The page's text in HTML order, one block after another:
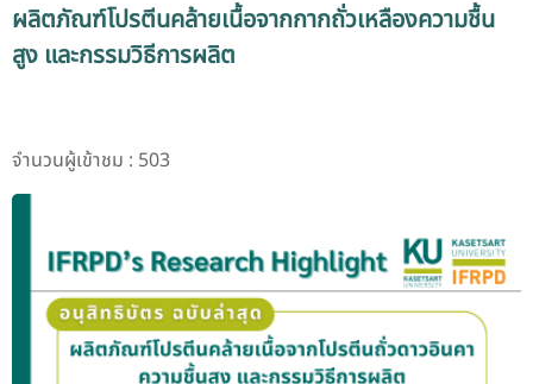
ผลิตภัณฑ์โปรตีนคล้ายเนื้อจากกากถั่วเหลืองความชื้น
สูง และกรรมวิธีการผลิต
จำนวนผู้เข้าชม : 503